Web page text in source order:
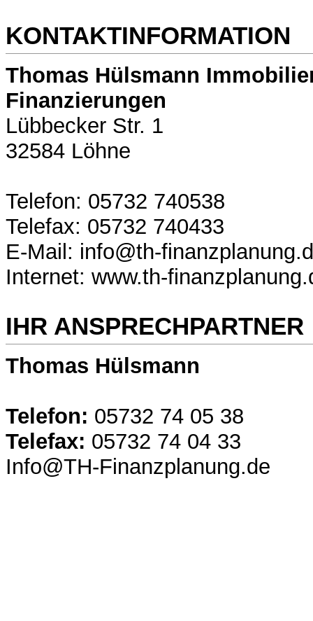
KONTAKTINFORMATION
Thomas Hülsmann
Finanzierungen
Lübbecker Str. 1
32584 Löhne
Telefon: 05732 740538
Telefax: 05732 740433
E-Mail: info@th-
Internet: www.th-
IHR ANSPRECHPARTNER
Thomas Hülsmann
Telefon: 05732 74 05 38
Telefax: 05732 74 04 33
Info@TH-Finanzplanung.de